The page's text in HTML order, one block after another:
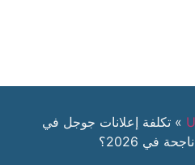
» تكلفة إعلانات جوجل في
في 2026؟